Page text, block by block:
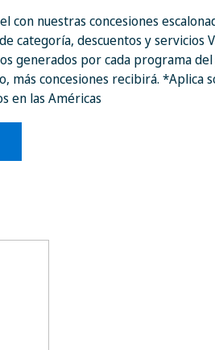
con nuestras concesiones
categoría, descuentos y servicios
generados por cada programa
más concesiones recibirá. *Aplica
en las Américas